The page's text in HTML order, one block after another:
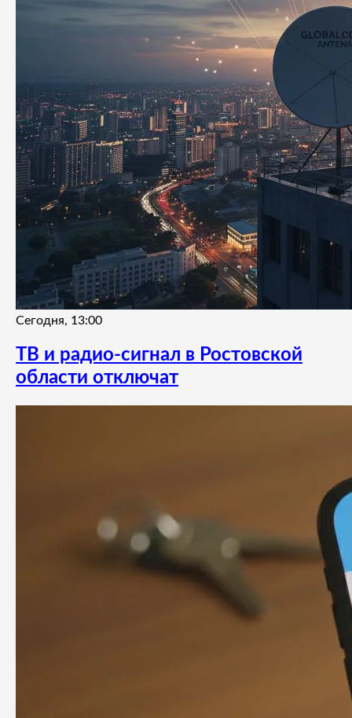
Сегодня, 13:00
ТВ и радио-сигнал в Ростовской
области отключат